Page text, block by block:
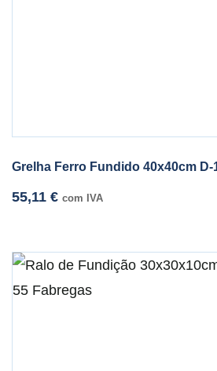
Grelha Ferro Fundido 40x40cm D-
55,11 € com IVA